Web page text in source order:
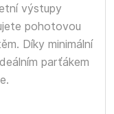
výstupy
pohotovou
Díky minimální
parťákem